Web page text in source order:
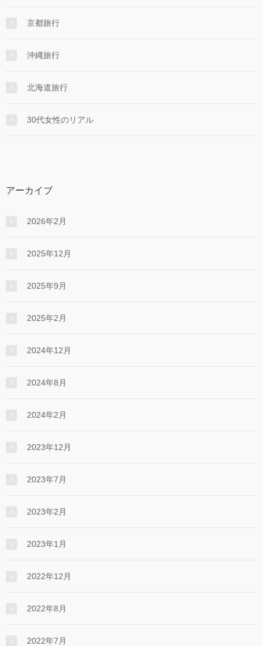
京都旅行
沖縄旅行
北海道旅行
30代女性のリアル
アーカイブ
2026年2月
2025年12月
2025年9月
2025年2月
2024年12月
2024年8月
2024年2月
2023年12月
2023年7月
2023年2月
2023年1月
2022年12月
2022年8月
2022年7月